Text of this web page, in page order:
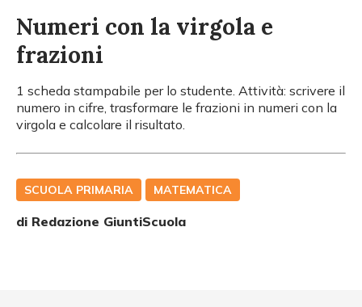
Numeri con la virgola e
frazioni
1 scheda stampabile per lo studente. Attività: scrivere il
numero in cifre, trasformare le frazioni in numeri con la
virgola e calcolare il risultato.
SCUOLA PRIMARIA MATEMATICA
di Redazione GiuntiScuola